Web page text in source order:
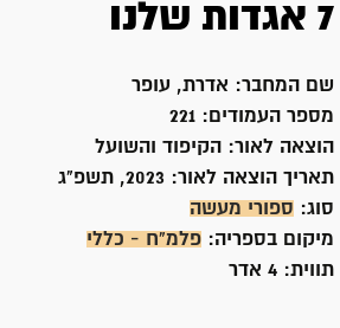
7 אגדות שלנו
שם המחבר: אדרת, עופר
מספר העמודים: 221
הוצאה לאור:
הקיפוד והשועל
תאריך הוצאה לאור:
סוג: ספורי מעשה
מיקום בספריה: פלמ"ח - כללי
תווית: 4 אדר